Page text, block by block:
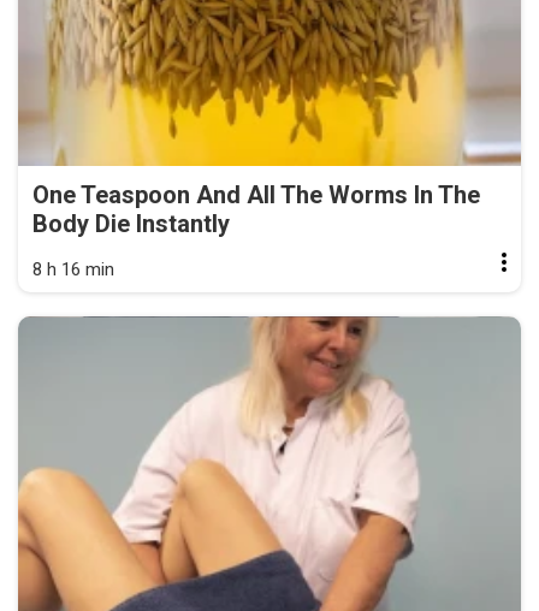
One Teaspoon And All The Worms In The
Body Die Instantly
8 h 16 min